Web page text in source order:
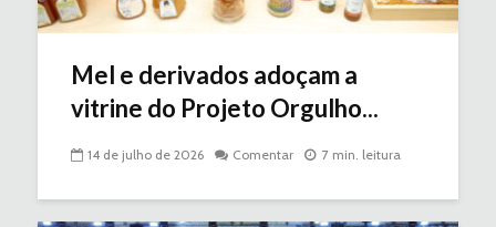
Mel e derivados adoçam a
vitrine do Projeto Orgulho...
14 de julho de 2026 Comentar 7 min. leitura